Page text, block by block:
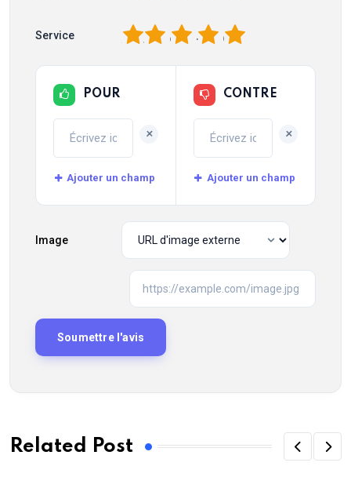
Service 5
4
3
2
POUR
+
Ajouter un champ
CONTRE
+
Ajouter un champ
Image
Related Post